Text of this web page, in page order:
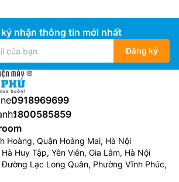
nhận thông tin mới nhất
Đăng ký
0918969699
1800585859
Hoàng, Quận Hoàng Mai, Hà Nội
Huy Tập, Yên Viên, Gia Lâm, Hà Nội
Lạc Long Quân, Phường Vĩnh Phúc,